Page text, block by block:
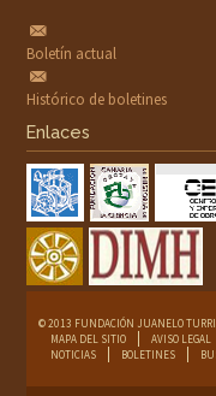
Boletín actual
Histórico de boletines
Enlaces
© 2013 FUNDACIÓN JUANELO
MAPA DEL SITIO
AVISO LEGAL
NOTICIAS
BOLETINES